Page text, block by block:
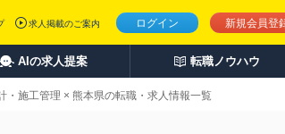
ログイン 新規会員登
求人掲載のご案内
AIの求人提案 転職ノウハウ
・施工管理 × 熊本県の転職・求人情報一覧